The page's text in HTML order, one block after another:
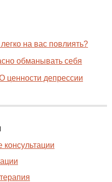
на вас повлиять?
обманывать себя
ценности депрессии